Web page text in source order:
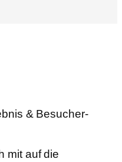
& Besucher-
mit auf die